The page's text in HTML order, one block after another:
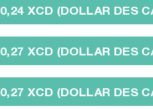
0,24 XCD (DOLLAR DES
0,27 XCD (DOLLAR DES
0,27 XCD (DOLLAR DES